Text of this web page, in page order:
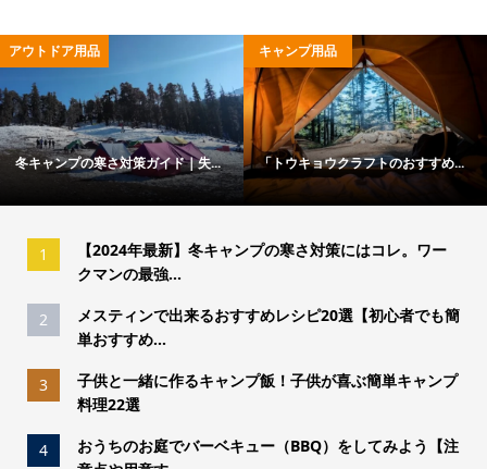
アウトドア用品
冬キャンプの寒さ対策ガイド｜失...
キャンプ用品
「トウキョウクラフトのおすすめ...
1
【2024年最新】冬キャンプの寒さ対策にはコレ。ワー
クマンの最強...
2
メスティンで出来るおすすめレシピ20選【初心者でも簡
単おすすめ...
3
子供と一緒に作るキャンプ飯！子供が喜ぶ簡単キャンプ
料理22選
4
おうちのお庭でバーベキュー（BBQ）をしてみよう【注